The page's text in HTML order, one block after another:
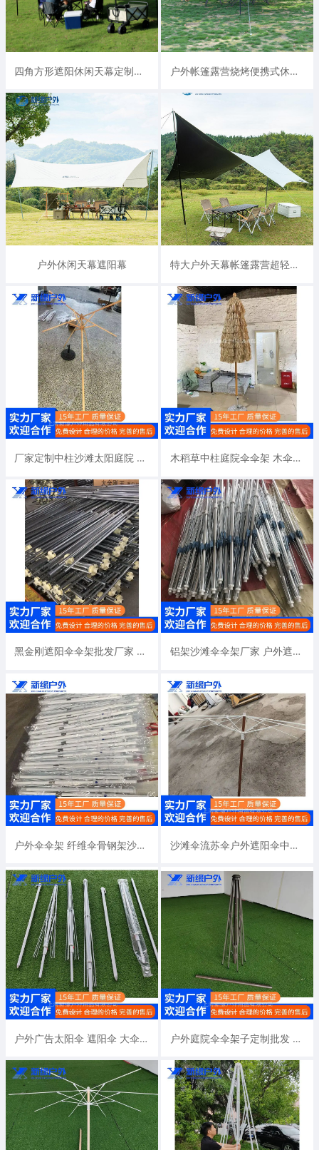
四角方形遮阳休闲天幕定制与批发 户外帐篷露营烧烤便携式休闲遮阳天幕
户外休闲天幕遮阳幕 特大户外天幕帐篷露营超轻防雨防晒遮阳棚野营野餐六边形帐篷厂家
厂家定制中柱沙滩太阳庭院 进口榉木伞骨架 国产硬木户外伞伞架 木稻草中柱庭院伞伞架 木伞架仿木伞架 钢伞架 铝伞架单独定制
黑金刚遮阳伞伞架批发厂家 户外太阳伞广告大伞配黑钢伞架双层 铝架沙滩伞伞架厂家 户外遮阳广告伞架子 钢骨纤维骨伞骨配铝架
户外伞伞架 纤维伞骨钢架沙滩伞户外太阳伞遮阳伞伞架厂家 沙滩伞流苏伞户外遮阳伞中柱伞伞架 实木仿木架纤维伞骨厂家定制
户外广告太阳伞 遮阳伞 大伞伞架子厂家大遮阳伞伞架 户外庭院伞伞架子定制批发 大伞遮阳伞伞架中柱休闲沙滩伞架